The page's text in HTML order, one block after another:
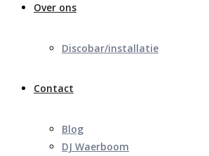
Over ons
Discobar/installatie
Contact
Blog
DJ Waerboom